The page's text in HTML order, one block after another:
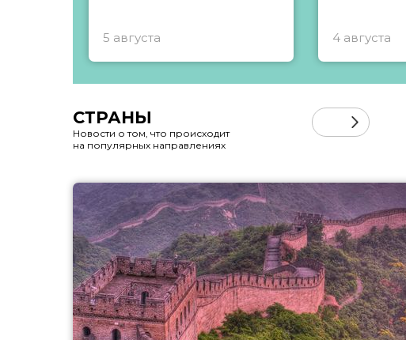
5 августа 4 августа
СТРАНЫ
Новости о том, что происходит
на популярных направлениях